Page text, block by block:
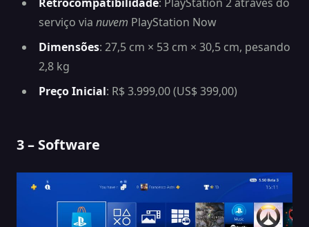
serviço via nuvem PlayStation Now
Dimensões: 27,5 cm × 53 cm × 30,5 cm, pesando
2,8 kg
Preço Inicial: R$ 3.999,00 (US$ 399,00)
3 – Software